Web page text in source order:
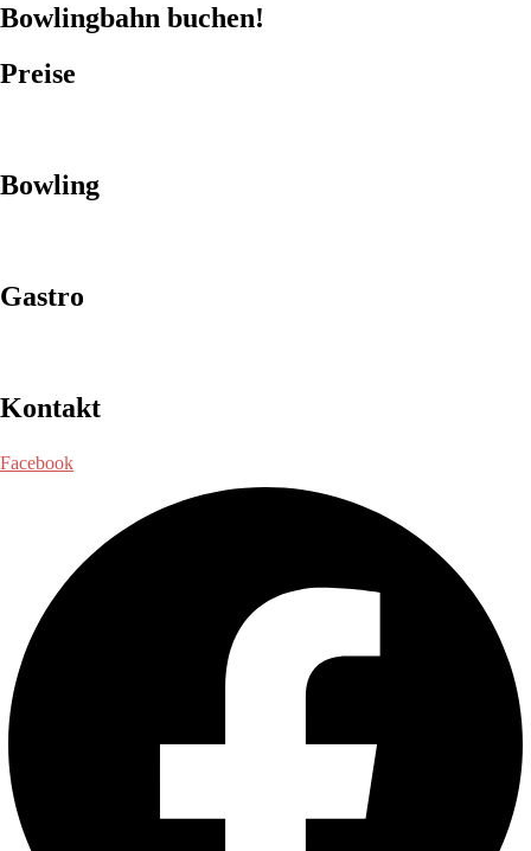
Bowlingbahn buchen!
Preise
Bowling
Gastro
Kontakt
Facebook